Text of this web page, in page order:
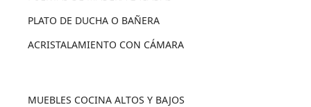
PLATO DE DUCHA O BAÑERA
ACRISTALAMIENTO CON CÁMARA
MUEBLES COCINA ALTOS Y BAJOS